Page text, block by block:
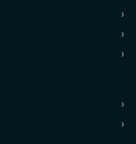
›
›
›
›
›